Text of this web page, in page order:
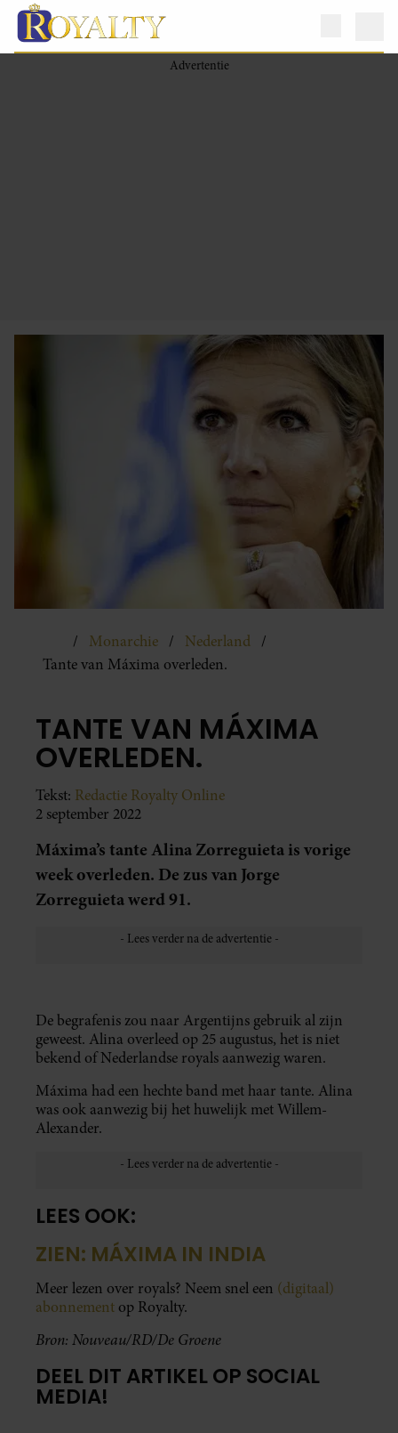
Monarchie
Nederland
Tante van Máxima overleden.
TANTE VAN MÁXIMA
OVERLEDEN.
Tekst: Redactie Royalty Online
2 september 2022
Máxima’s tante Alina Zorreguieta is vorige
week overleden. De zus van Jorge
Zorreguieta werd 91.
De begrafenis zou naar Argentijns gebruik al zijn
geweest. Alina overleed op 25 augustus, het is niet
bekend of Nederlandse royals aanwezig waren.
Máxima had een hechte band met haar tante. Alina
was ook aanwezig bij het huwelijk met Willem-
Alexander.
LEES OOK:
ZIEN: MÁXIMA IN INDIA
Meer lezen over royals? Neem snel een (digitaal)
abonnement op Royalty.
Bron: Nouveau/RD/De Groene
DEEL DIT ARTIKEL OP SOCIAL
MEDIA!